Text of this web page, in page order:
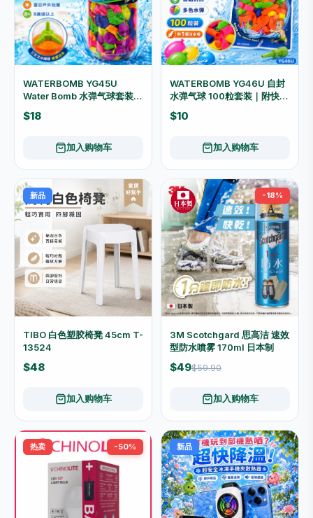
WATERBOMB YG45U
Water Bomb 水弹气球套装
250粒｜三叉快速注水接头 8
岁以上
$18
加入购物车
WATERBOMB YG46U 自封
水弹气球 100粒套装｜附快速
注水接头 夏日户外玩具
$10
加入购物车
新品
TIBO 白色塑胶椅凳 45cm T-
13524
$48
加入购物车
-18%
3M Scotchgard 思高洁 速效
型防水噴雾 170ml 日本制
$49$59.90
加入购物车
热卖 -50% 新品